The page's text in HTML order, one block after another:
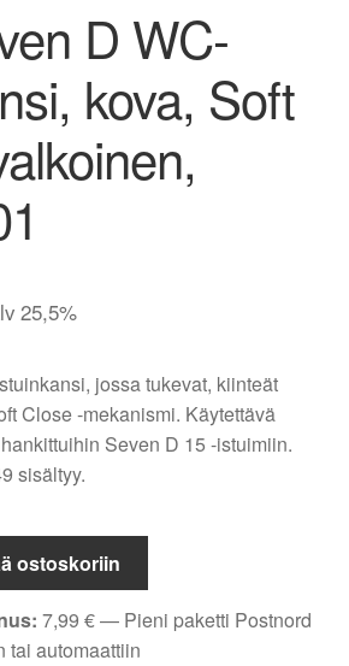
D WC-
kova, Soft
25,5%
jossa tukevat, kiinteät
Close -mekanismi. Käytettävä
Seven D 15 -istuimiin.
sisältyy.
ostoskoriin
7,99 €— Pieni paketti Postnord
tai automaattiin